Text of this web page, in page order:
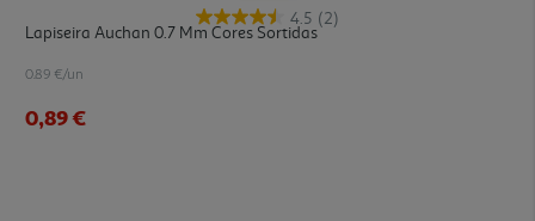
4.5 (2)
Lapiseira Auchan 0.7 Mm Cores Sortidas
0.89 €/un
0,89 €